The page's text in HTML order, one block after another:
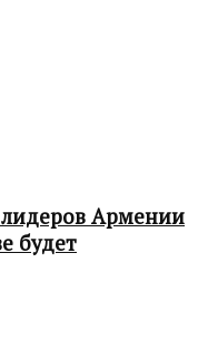
Армении
будет